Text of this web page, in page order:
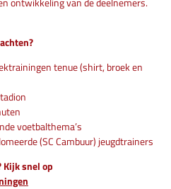
tenue (shirt, broek en
voetbalthema’s
(SC Cambuur) jeugdtrainers
snel op